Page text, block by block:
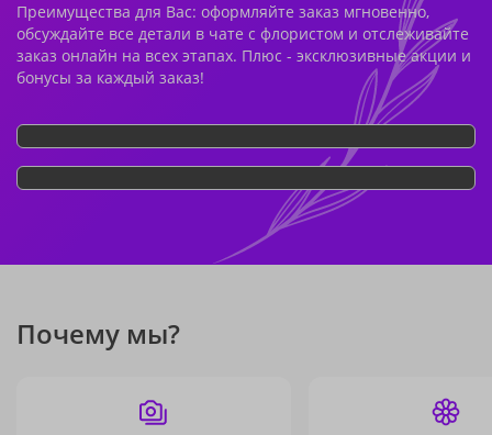
Преимущества для Вас: оформляйте заказ мгновенно,
обсуждайте все детали в чате с флористом и отслеживайте
заказ онлайн на всех этапах. Плюс - эксклюзивные акции и
бонусы за каждый заказ!
Почему мы?